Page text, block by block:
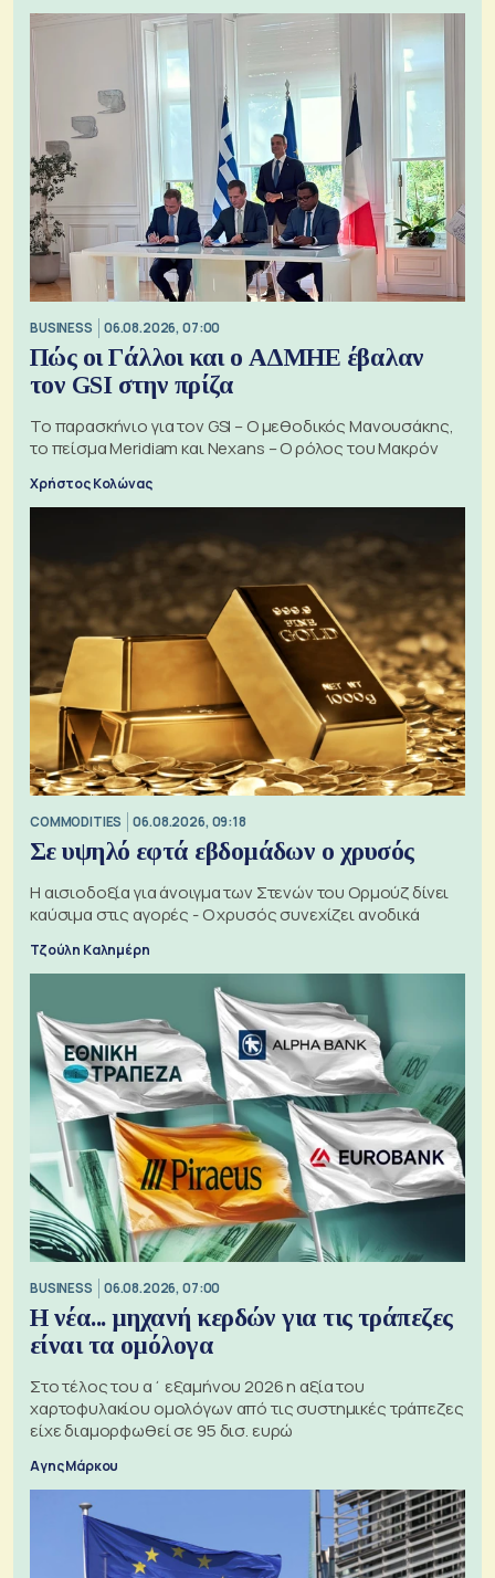
BUSINESS 06.08.2026, 07:00
Πώς οι Γάλλοι και ο ΑΔΜΗΕ έβαλαν
τον GSI στην πρίζα
Το παρασκήνιο για τον GSI – Ο μεθοδικός Μανουσάκης,
το πείσμα Meridiam και Nexans – Ο ρόλος του Μακρόν
Χρήστος Κολώνας
COMMODITIES 06.08.2026, 09:18
Σε υψηλό εφτά εβδομάδων ο χρυσός
Η αισιοδοξία για άνοιγμα των Στενών του Ορμούζ δίνει
καύσιμα στις αγορές - Ο χρυσός συνεχίζει ανοδικά
Τζούλη Καλημέρη
BUSINESS 06.08.2026, 07:00
Η νέα... μηχανή κερδών για τις τράπεζες
είναι τα ομόλογα
Στο τέλος του α΄ εξαμήνου 2026 η αξία του
χαρτοφυλακίου ομολόγων από τις συστημικές τράπεζες
είχε διαμορφωθεί σε 95 δισ. ευρώ
Αγης Μάρκου